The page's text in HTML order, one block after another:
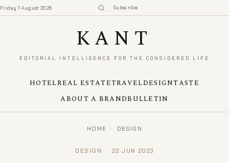
Friday 7 August 2026 Subscribe
KANT
EDITORIAL INTELLIGENCE FOR THE CONSIDERED LIFE
HOTELREAL ESTATETRAVELDESIGNTASTE
ABOUT A BRANDBULLETIN
HOME · DESIGN
DESIGN · 22 JUN 2023